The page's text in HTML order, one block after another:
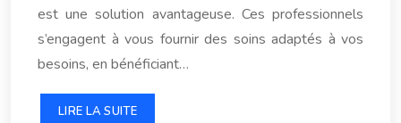
est une solution avantageuse. Ces professionnels
s’engagent à vous fournir des soins adaptés à vos
besoins, en bénéficiant…
LIRE LA SUITE